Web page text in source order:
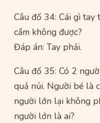
Câu đố 34: Cái gì tay
cầm không được?
Đáp án: Tay phải.
Câu đố 35: Có 2
quả núi. Người bé là
người lớn lại không
người lớn là ai?